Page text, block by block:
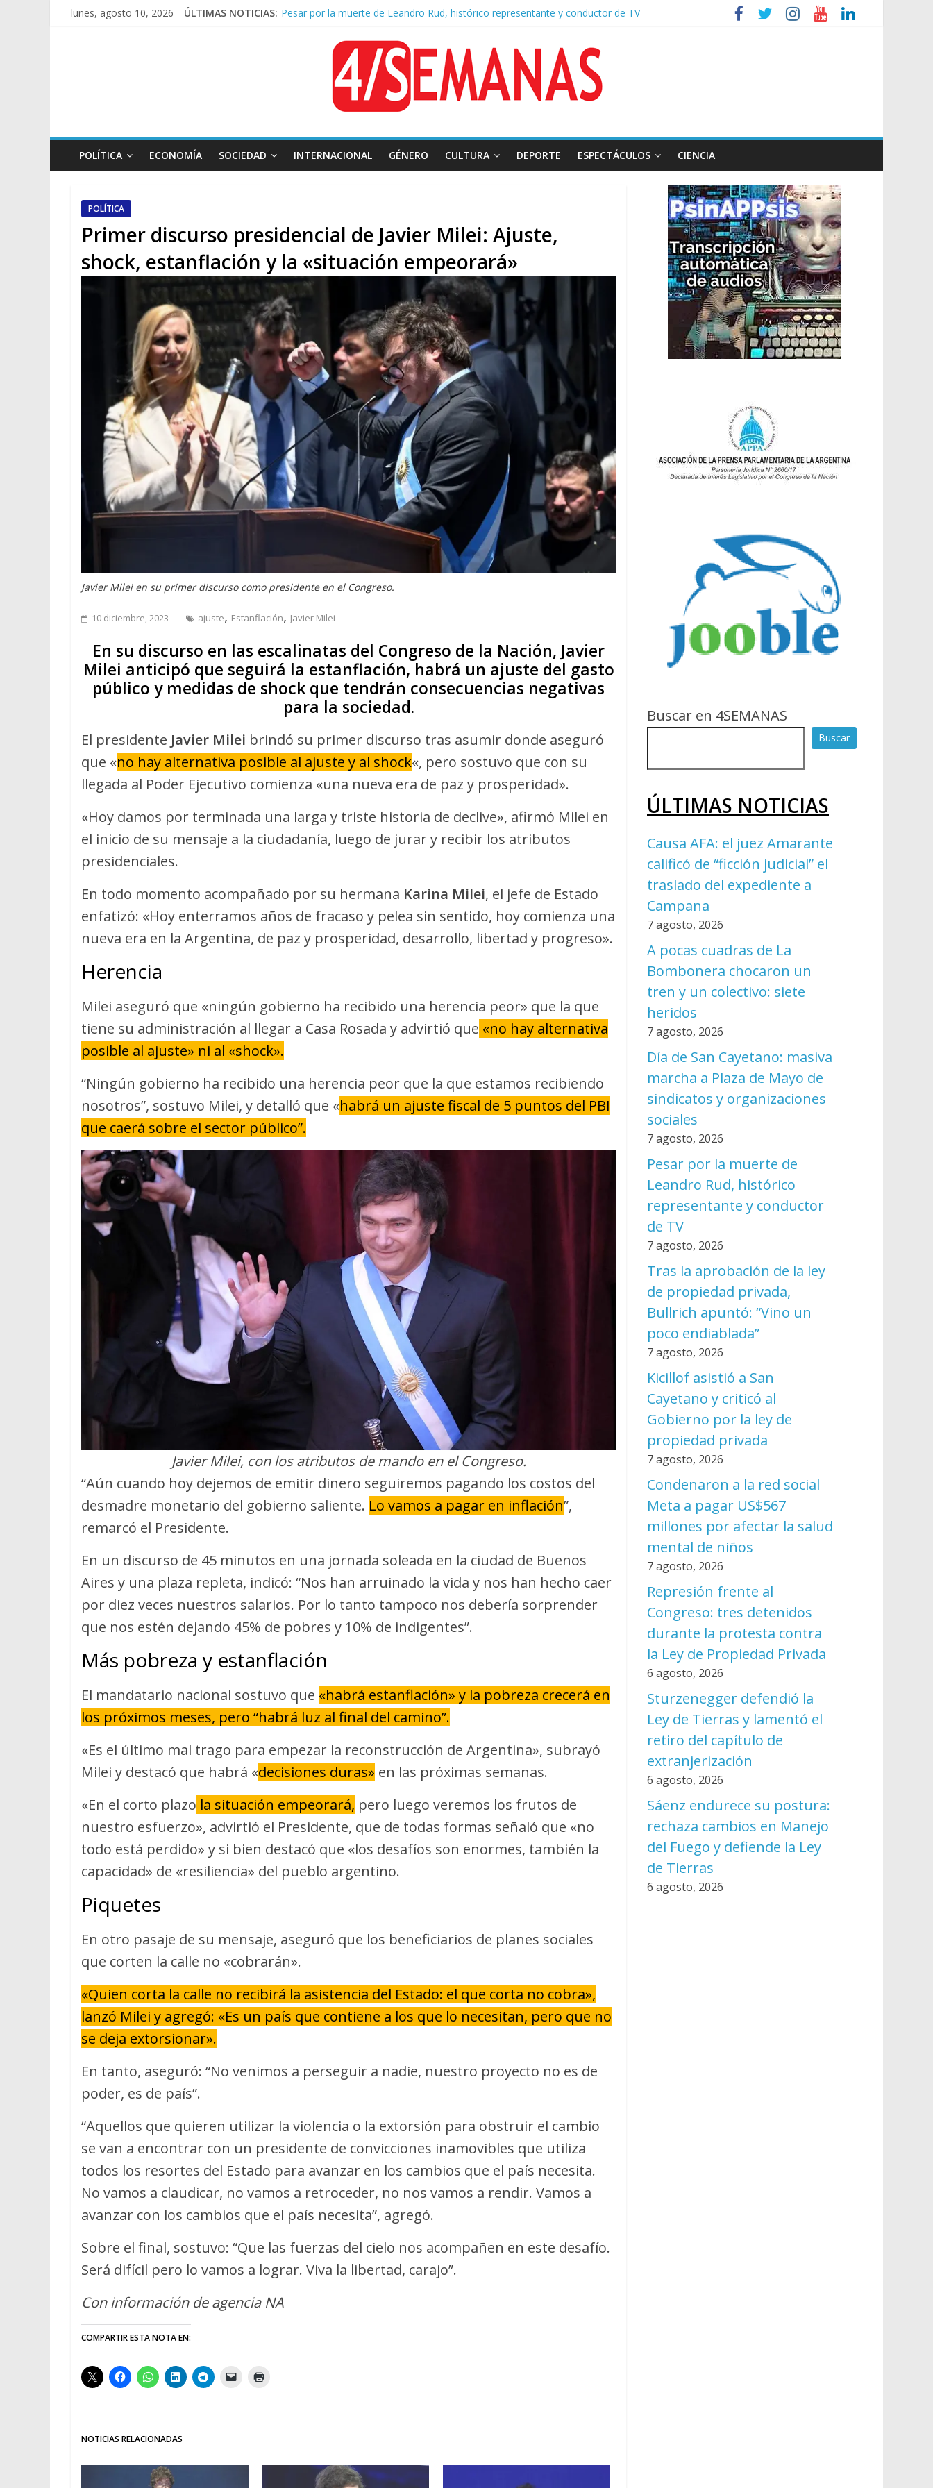
lunes, agosto 10, 2026 ÚLTIMAS NOTICIAS: Pesar por la muerte de Leandro Rud, histórico representante y conductor de TV
Causa AFA: el juez Amarante calificó de “ficción judicial” el traslado del expediente a Campana
A pocas cuadras de La Bombonera chocaron un tren y un colectivo: siete heridos
Día de San Cayetano: masiva marcha a Plaza de Mayo de sindicatos y organizaciones sociales
POLÍTICA ECONOMÍA SOCIEDAD INTERNACIONAL GÉNERO CULTURA DEPORTE ESPECTÁCULOS CIENCIA
POLÍTICA
Primer discurso presidencial de Javier Milei: Ajuste,
shock, estanflación y la «situación empeorará»
Javier Milei en su primer discurso como presidente en el Congreso.
10 diciembre, 2023 ajuste, Estanflación, Javier Milei
En su discurso en las escalinatas del Congreso de la Nación, Javier
Milei anticipó que seguirá la estanflación, habrá un ajuste del gasto
público y medidas de shock que tendrán consecuencias negativas
para la sociedad.
El presidente Javier Milei brindó su primer discurso tras asumir donde aseguró
que «no hay alternativa posible al ajuste y al shock«, pero sostuvo que con su
llegada al Poder Ejecutivo comienza «una nueva era de paz y prosperidad».
«Hoy damos por terminada una larga y triste historia de declive», afirmó Milei en
el inicio de su mensaje a la ciudadanía, luego de jurar y recibir los atributos
presidenciales.
En todo momento acompañado por su hermana Karina Milei, el jefe de Estado
enfatizó: «Hoy enterramos años de fracaso y pelea sin sentido, hoy comienza una
nueva era en la Argentina, de paz y prosperidad, desarrollo, libertad y progreso».
Herencia
Milei aseguró que «ningún gobierno ha recibido una herencia peor» que la que
tiene su administración al llegar a Casa Rosada y advirtió que «no hay alternativa
posible al ajuste» ni al «shock».
“Ningún gobierno ha recibido una herencia peor que la que estamos recibiendo
nosotros”, sostuvo Milei, y detalló que «habrá un ajuste fiscal de 5 puntos del PBI
que caerá sobre el sector público”.
Javier Milei, con los atributos de mando en el Congreso.
“Aún cuando hoy dejemos de emitir dinero seguiremos pagando los costos del
desmadre monetario del gobierno saliente. Lo vamos a pagar en inflación”,
remarcó el Presidente.
En un discurso de 45 minutos en una jornada soleada en la ciudad de Buenos
Aires y una plaza repleta, indicó: “Nos han arruinado la vida y nos han hecho caer
por diez veces nuestros salarios. Por lo tanto tampoco nos debería sorprender
que nos estén dejando 45% de pobres y 10% de indigentes”.
Más pobreza y estanflación
El mandatario nacional sostuvo que «habrá estanflación» y la pobreza crecerá en
los próximos meses, pero “habrá luz al final del camino”.
«Es el último mal trago para empezar la reconstrucción de Argentina», subrayó
Milei y destacó que habrá «decisiones duras» en las próximas semanas.
«En el corto plazo la situación empeorará, pero luego veremos los frutos de
nuestro esfuerzo», advirtió el Presidente, que de todas formas señaló que «no
todo está perdido» y si bien destacó que «los desafíos son enormes, también la
capacidad» de «resiliencia» del pueblo argentino.
Piquetes
En otro pasaje de su mensaje, aseguró que los beneficiarios de planes sociales
que corten la calle no «cobrarán».
«Quien corta la calle no recibirá la asistencia del Estado: el que corta no cobra»,
lanzó Milei y agregó: «Es un país que contiene a los que lo necesitan, pero que no
se deja extorsionar».
En tanto, aseguró: “No venimos a perseguir a nadie, nuestro proyecto no es de
poder, es de país”.
“Aquellos que quieren utilizar la violencia o la extorsión para obstruir el cambio
se van a encontrar con un presidente de convicciones inamovibles que utiliza
todos los resortes del Estado para avanzar en los cambios que el país necesita.
No vamos a claudicar, no vamos a retroceder, no nos vamos a rendir. Vamos a
avanzar con los cambios que el país necesita”, agregó.
Sobre el final, sostuvo: “Que las fuerzas del cielo nos acompañen en este desafío.
Será difícil pero lo vamos a lograr. Viva la libertad, carajo”.
Con información de agencia NA
COMPARTIR ESTA NOTA EN:
NOTICIAS RELACIONADAS
Buscar en 4SEMANAS
Buscar
ÚLTIMAS NOTICIAS
Causa AFA: el juez Amarante
calificó de “ficción judicial” el
traslado del expediente a
Campana
7 agosto, 2026
A pocas cuadras de La
Bombonera chocaron un
tren y un colectivo: siete
heridos
7 agosto, 2026
Día de San Cayetano: masiva
marcha a Plaza de Mayo de
sindicatos y organizaciones
sociales
7 agosto, 2026
Pesar por la muerte de
Leandro Rud, histórico
representante y conductor
de TV
7 agosto, 2026
Tras la aprobación de la ley
de propiedad privada,
Bullrich apuntó: “Vino un
poco endiablada”
7 agosto, 2026
Kicillof asistió a San
Cayetano y criticó al
Gobierno por la ley de
propiedad privada
7 agosto, 2026
Condenaron a la red social
Meta a pagar US$567
millones por afectar la salud
mental de niños
7 agosto, 2026
Represión frente al
Congreso: tres detenidos
durante la protesta contra
la Ley de Propiedad Privada
6 agosto, 2026
Sturzenegger defendió la
Ley de Tierras y lamentó el
retiro del capítulo de
extranjerización
6 agosto, 2026
Sáenz endurece su postura:
rechaza cambios en Manejo
del Fuego y defiende la Ley
de Tierras
6 agosto, 2026